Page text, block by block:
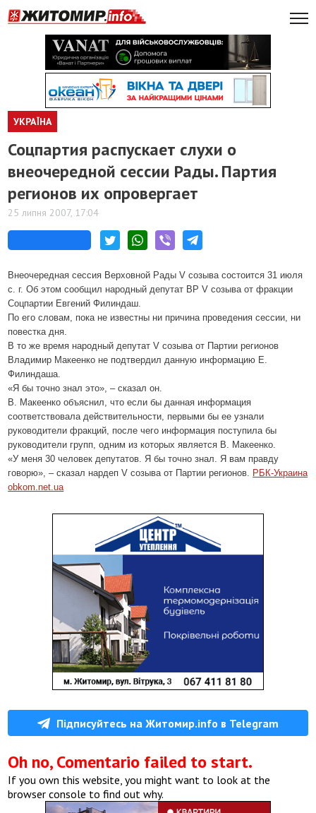
УКРАЇНА
Соцпартия распускает слухи о
внеочередной сессии Рады. Партия
регионов их опровергает
25 липня 2007, 17:04
Внеочередная сессия Верховной Рады V созыва состоится 31 июля
с. г. Об этом сообщил народный депутат ВР V созыва от фракции
Соцпартии Евгений Филиндаш.
По его словам, пока не известны ни причина проведения сессии, ни
повестка дня.
В то же время народный депутат V созыва от Партии регионов
Владимир Макеенко не подтвердил данную информацию Е.
Филиндаша.
«Я бы точно знал это», – сказал он.
В. Макеенко объяснил, что если бы данная информация
соответствовала действительности, первыми бы ее узнали
руководители фракций, после чего информация поступила бы
руководители групп, одним из которых является В. Макеенко.
«У меня 30 человек депутатов. Я бы точно знал. Я вам правду
говорю», – сказал нардеп V созыва от Партии регионов. РБК-Украина
obkom.net.ua
Підписуйтесь на Житомир.info в Telegram
Oh no, Comentario failed to start.
If you own this website, you might want to look at the
browser console to find out why.